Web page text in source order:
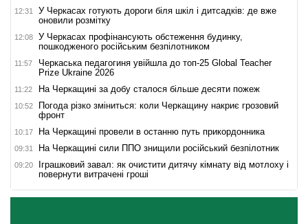
12:31
У Черкасах готують дороги біля шкіл і дитсадків: де вже
оновили розмітку
12:08
У Черкасах профінансують обстеження будинку,
пошкодженого російським безпілотником
11:57
Черкаська педагогиня увійшла до топ-25 Global Teacher
Prize Ukraine 2026
11:22 На Черкащині за добу сталося більше десяти пожеж
10:52
Погода різко зміниться: коли Черкащину накриє грозовий
фронт
10:17 На Черкащині провели в останню путь прикордонника
09:31 На Черкащині сили ППО знищили російський безпілотник
09:20
Іграшковий завал: як очистити дитячу кімнату від мотлоху і
повернути витрачені гроші